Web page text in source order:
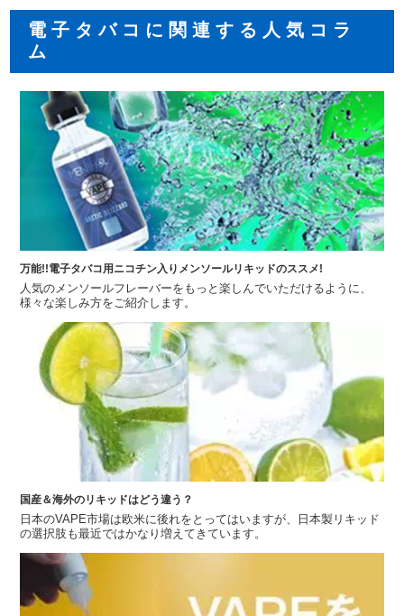
電子タバコに関連する人気コラ
ム
万能!!電子タバコ用ニコチン入りメンソールリキッドのススメ!
人気のメンソールフレーバーをもっと楽しんでいただけるように、
様々な楽しみ方をご紹介します。
国産＆海外のリキッドはどう違う？
日本のVAPE市場は欧米に後れをとってはいますが、日本製リキッド
の選択肢も最近ではかなり増えてきています。